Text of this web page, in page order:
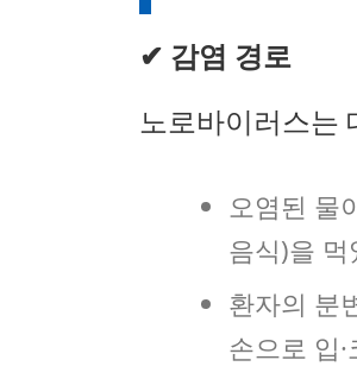
✔ 감염 경로
노로바이러스는
오염된 물
음식)을 먹
환자의 분
손으로 입